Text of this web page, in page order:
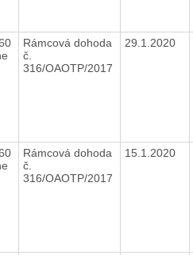
Rámcová dohoda
č.
316/OAOTP/2017
29.1.2020
Rámcová dohoda
č.
316/OAOTP/2017
15.1.2020